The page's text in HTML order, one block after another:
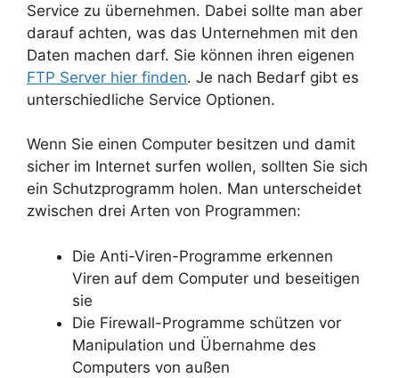
Service zu übernehmen. Dabei sollte man aber
darauf achten, was das Unternehmen mit den
Daten machen darf. Sie können ihren eigenen
FTP Server hier finden. Je nach Bedarf gibt es
unterschiedliche Service Optionen.
Wenn Sie einen Computer besitzen und damit
sicher im Internet surfen wollen, sollten Sie sich
ein Schutzprogramm holen. Man unterscheidet
zwischen drei Arten von Programmen:
Die Anti-Viren-Programme erkennen
Viren auf dem Computer und beseitigen
sie
Die Firewall-Programme schützen vor
Manipulation und Übernahme des
Computers von außen